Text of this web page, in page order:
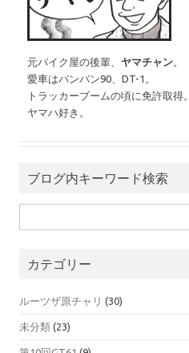
元バイク屋の後輩、 ヤマチャン。
愛車はバンバン90、DT-1。
トラッカーブームの頃に免許取得。
ヤマハ好き。
ブログ内キーワード検索
カテゴリー
ルーツザ原チャリ (30)
未分類 (23)